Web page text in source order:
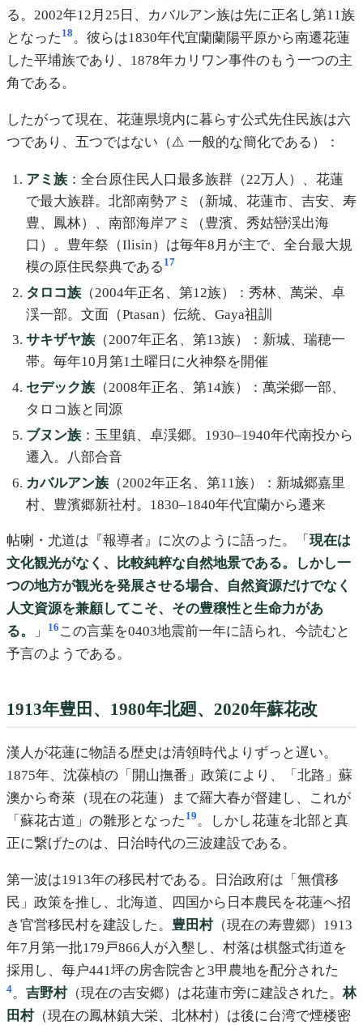
る。2002年12月25日、カバルアン族は先に正名し第11族
となった 18 。彼らは1830年代宜蘭蘭陽平原から南遷花蓮
した平埔族であり、1878年カリワン事件のもう一つの主
角である。
したがって現在、花蓮県境内に暮らす公式先住民族は六
つであり、五つではない（⚠️ 一般的な簡化である）：
アミ族 ：全台原住民人口最多族群（22万人）、花蓮
で最大族群。北部南勢アミ（新城、花蓮市、吉安、寿
豊、鳳林）、南部海岸アミ（豊濱、秀姑巒渓出海
口）。豊年祭（Ilisin）は毎年8月が主で、全台最大規
模の原住民祭典である 17
タロコ族 （2004年正名、第12族）：秀林、萬栄、卓
渓一部。文面（Ptasan）伝統、Gaya祖訓
サキザヤ族 （2007年正名、第13族）：新城、瑞穂一
帯。毎年10月第1土曜日に火神祭を開催
セデック族 （2008年正名、第14族）：萬栄郷一部、
タロコ族と同源
ブヌン族 ：玉里鎮、卓渓郷。1930–1940年代南投から
遷入。八部合音
カバルアン族 （2002年正名、第11族）：新城郷嘉里
村、豊濱郷新社村。1830–1840年代宜蘭から遷来
帖喇・尤道は『報導者』に次のように語った。「 現在は
文化観光がなく、比較純粹な自然地景である。しかし一
つの地方が観光を発展させる場合、自然資源だけでなく
人文資源を兼顧してこそ、その豊穣性と生命力があ
る。
」 16 この言葉を0403地震前一年に語られ、今読むと
予言のようである。
1913年豊田、1980年北廻、2020年蘇花改
漢人が花蓮に物語る歴史は清領時代よりずっと遅い。
1875年、沈葆楨の「開山撫番」政策により、「北路」蘇
澳から奇萊（現在の花蓮）まで羅大春が督建し、これが
「蘇花古道」の雛形となった 19 。しかし花蓮を北部と真
正に繋げたのは、日治時代の三波建設である。
第一波は1913年の移民村である。日治政府は「無償移
民」政策を推し、北海道、四国から日本農民を花蓮へ招
き官営移民村を建設した。 豊田村（現在の寿豊郷）1913
年7月第一批179戸866人が入墾し、村落は棋盤式街道を
採用し、每户441坪の房舎院舎と3甲農地を配分された
4。 吉野村（現在の吉安郷）は花蓮市旁に建設された。林
田村（現在の鳳林鎮大栄、北林村）は後に台湾で煙楼密